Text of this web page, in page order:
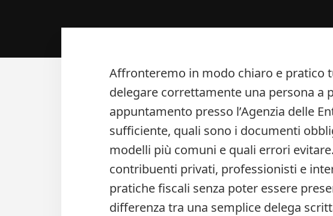
Affronteremo in modo chiaro e pratico
delegare correttamente una persona a
appuntamento presso l’Agenzia delle
sufficiente, quali sono i documenti
modelli più comuni e quali errori
contribuenti privati, professionisti e
pratiche fiscali senza poter essere
differenza tra una semplice delega